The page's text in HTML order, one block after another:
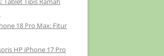
18 Pro Max: Fitur
HP iPhone 17 Pro